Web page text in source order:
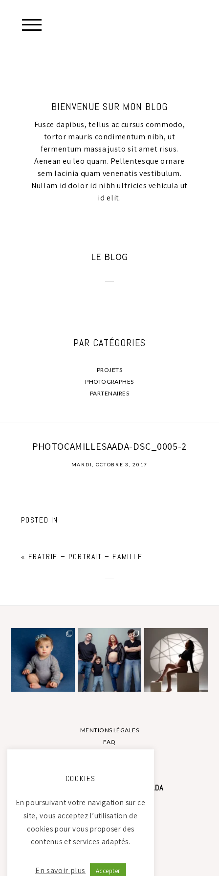
BIENVENUE SUR MON BLOG
Fusce dapibus, tellus ac cursus commodo,
tortor mauris condimentum nibh, ut
fermentum massa justo sit amet risus.
Aenean eu leo quam. Pellentesque ornare
sem lacinia quam venenatis vestibulum.
Nullam id dolor id nibh ultricies vehicula ut
id elit.
LE BLOG
PAR CATÉGORIES
PROJETS
PHOTOGRAPHES
PARTENAIRES
PHOTOCAMILLESAADA-DSC_0005-2
MARDI, OCTOBRE 3, 2017
POSTED IN
« FRATRIE – PORTRAIT – FAMILLE
STUDIO PHOTO CAMILLE SAADA
Atelier Tierdam
121 La Baumondière
44240 Sucé-sur-Erdre
MENTIONS LÉGALES
FAQ
COOKIES
En poursuivant votre navigation sur ce
site, vous acceptez l’utilisation de
cookies pour vous proposer des
contenus et services adaptés.
En savoir plus Accepter